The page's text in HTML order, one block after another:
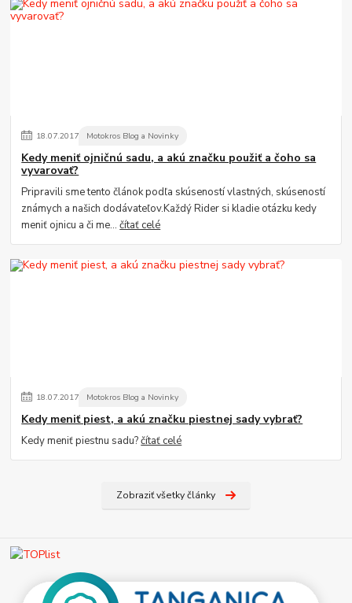
18.07.2017 Motokros Blog a Novinky
Kedy meniť ojničnú sadu, a akú značku použiť a čoho sa
vyvarovať?
Pripravili sme tento článok podľa skúseností vlastných, skúseností
známych a našich dodávateľov.Každý Rider si kladie otázku kedy
meniť ojnicu a či me...čítať celé
18.07.2017 Motokros Blog a Novinky
Kedy meniť piest, a akú značku piestnej sady vybrať?
Kedy meniť piestnu sadu?čítať celé
Zobraziť všetky články